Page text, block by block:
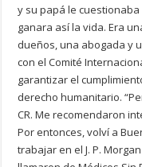
y su papá le
ganara así la vida. Era
dueños, una abogada y
con el Comité
garantizar el
derecho humanitario.
CR. Me recomendaron
Por entonces, volví a
trabajar en el J. P.